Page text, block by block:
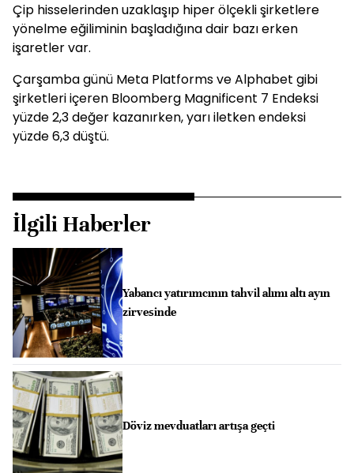
Çip hisselerinden uzaklaşıp hiper ölçekli şirketlere
yönelme eğiliminin başladığına dair bazı erken
işaretler var.
Çarşamba günü Meta Platforms ve Alphabet gibi
şirketleri içeren Bloomberg Magnificent 7 Endeksi
yüzde 2,3 değer kazanırken, yarı iletken endeksi
yüzde 6,3 düştü.
İlgili Haberler
Yabancı yatırımcının tahvil alımı altı ayın
zirvesinde
Döviz mevduatları artışa geçti